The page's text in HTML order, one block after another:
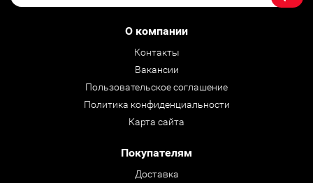
О компании
Контакты
Вакансии
Пользовательское соглашение
Политика конфиденциальности
Карта сайта
Покупателям
Доставка